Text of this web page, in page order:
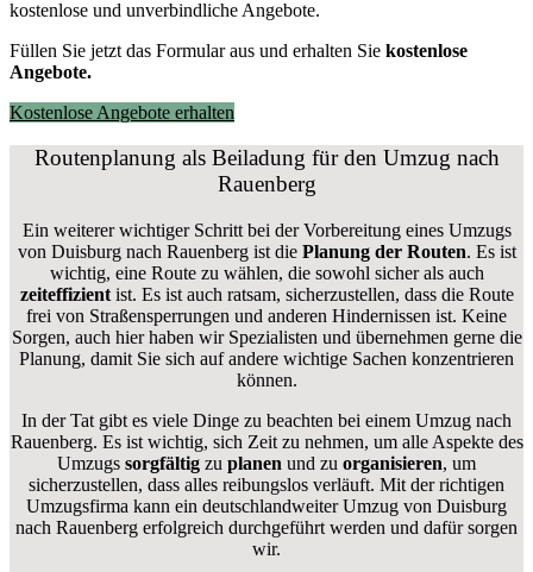
kostenlose und unverbindliche Angebote.
Füllen Sie jetzt das Formular aus und erhalten Sie kostenlose
Angebote.
Kostenlose Angebote erhalten
Routenplanung als Beiladung für den Umzug nach
Rauenberg
Ein weiterer wichtiger Schritt bei der Vorbereitung eines Umzugs
von Duisburg nach Rauenberg ist diePlanung der Routen. Es ist
wichtig, eine Route zu wählen, die sowohl sicher als auch
zeiteffizientist. Es ist auch ratsam, sicherzustellen, dass die Route
frei von Straßensperrungen und anderen Hindernissen ist. Keine
Sorgen, auch hier haben wir Spezialisten und übernehmen gerne die
Planung, damit Sie sich auf andere wichtige Sachen konzentrieren
können.
In der Tat gibt es viele Dinge zu beachten bei einem Umzug nach
Rauenberg. Es ist wichtig, sich Zeit zu nehmen, um alle Aspekte des
Umzugs sorgfältig zu planen und zu organisieren, um
sicherzustellen, dass alles reibungslos verläuft. Mit der richtigen
Umzugsfirma kann ein deutschlandweiter Umzug von Duisburg
nach Rauenberg erfolgreich durchgeführt werden und dafür sorgen
wir.